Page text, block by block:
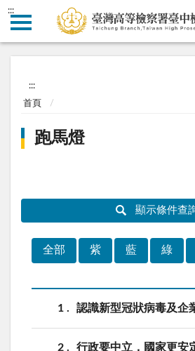
:::
:::
首頁
跑馬燈
顯示條件查
全部 紫 藍 綠
1 認識新型冠狀病毒及企
2
行政要中立，國家更安